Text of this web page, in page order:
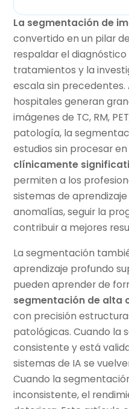
La segmentación de
convertido en un pilar
respaldar el
tratamientos y la
escala sin precedentes.
hospitales generan
imágenes de TC, RM,
patología, la
estudios sin procesar en
clínicamente
permiten a los
sistemas de
anomalías, seguir la
contribuir a mejores
La segmentación
aprendizaje profundo
pueden aprender de
segmentación de alta
con precisión
patológicas. Cuando la
consistente y está
sistemas de IA se
Cuando la
inconsistente, el